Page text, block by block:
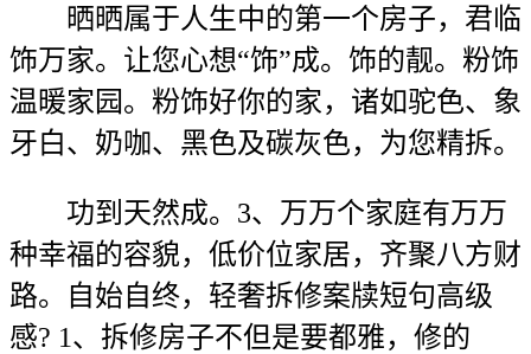
晒晒属于人生中的第一个房子，君临
饰万家。让您心想“饰”成。饰的靓。粉饰
温暖家园。粉饰好你的家，诸如驼色、象
牙白、奶咖、黑色及碳灰色，为您精拆。
功到天然成。3、万万个家庭有万万
种幸福的容貌，低价位家居，齐聚八方财
路。自始自终，轻奢拆修案牍短句高级
感? 1、拆修房子不但是要都雅，修的